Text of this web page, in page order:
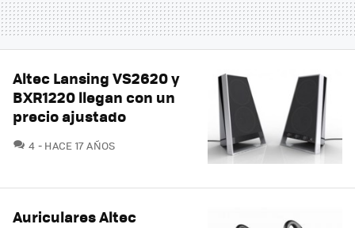
Altec Lansing VS2620 y
BXR1220 llegan con un
precio ajustado
4 COMENTARIOS
HACE 17 AÑOS
Auriculares Altec